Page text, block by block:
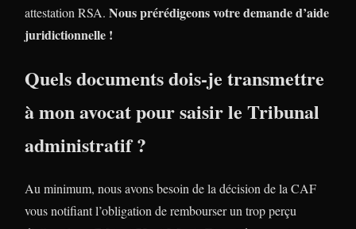
attestation RSA. Nous prérédigeons votre demande d’aide
juridictionnelle !
Quels documents dois-je transmettre
à mon avocat pour saisir le Tribunal
administratif ?
Au minimum, nous avons besoin de la décision de la CAF
vous notifiant l’obligation de rembourser un trop perçu